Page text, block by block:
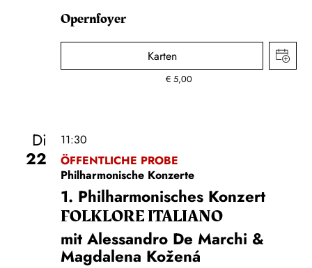
Opernfoyer
Karten
€ 5,00
Di
22
11:30
ÖFFENTLICHE PROBE
Philharmonische Konzerte
1. Philharmonisches Konzert
FOLKLORE ITALIANO
mit Alessandro De Marchi &
Magdalena Kožená